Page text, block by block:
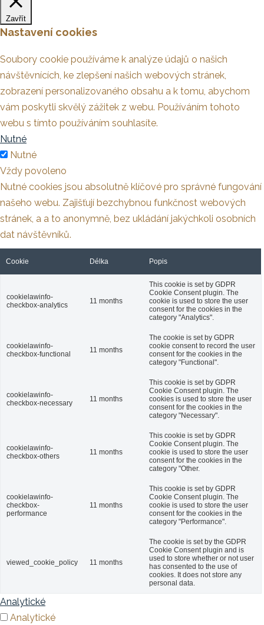
Zavřít
Nastavení cookies
Soubory cookie používáme k analýze údajů o našich
návštěvnících, ke zlepšení našich webových stránek,
zobrazení personalizovaného obsahu a k tomu, abychom
vám poskytli skvělý zážitek z webu. Používáním tohoto
webu s tímto používáním souhlasíte.
Nutné
Nutné
Vždy povoleno
Nutné cookies jsou absolutně klíčové pro správné fungování
našeho webu. Zajišťují bezchybnou funkčnost webových
stránek, a a to anonymně, bez ukládání jakýchkoli osobních
dat návštěvníků.
Cookie Délka Popis
cookielawinfo-
checkbox-analytics
11 months
This cookie is set by GDPR
Cookie Consent plugin. The
cookie is used to store the user
consent for the cookies in the
category "Analytics".
cookielawinfo-
checkbox-functional
11 months
The cookie is set by GDPR
cookie consent to record the user
consent for the cookies in the
category "Functional".
cookielawinfo-
checkbox-necessary
11 months
This cookie is set by GDPR
Cookie Consent plugin. The
cookies is used to store the user
consent for the cookies in the
category "Necessary".
cookielawinfo-
checkbox-others
11 months
This cookie is set by GDPR
Cookie Consent plugin. The
cookie is used to store the user
consent for the cookies in the
category "Other.
cookielawinfo-
checkbox-
performance
11 months
This cookie is set by GDPR
Cookie Consent plugin. The
cookie is used to store the user
consent for the cookies in the
category "Performance".
viewed_cookie_policy 11 months
The cookie is set by the GDPR
Cookie Consent plugin and is
used to store whether or not user
has consented to the use of
cookies. It does not store any
personal data.
Analytické
Analytické